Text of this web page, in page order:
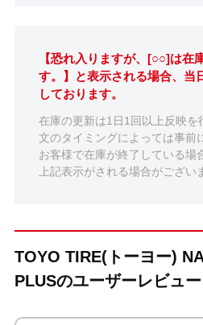
【恐れ入りますが、[○○]は在
す。】と表示される場合、当
しております。
在庫の更新は1日1回以上反映を
文のタイミングによっては事前
お客様で在庫が終了している場
上記表示がされる場合がござい
TOYO TIRE(トーヨー)
PLUSのユーザーレビュー